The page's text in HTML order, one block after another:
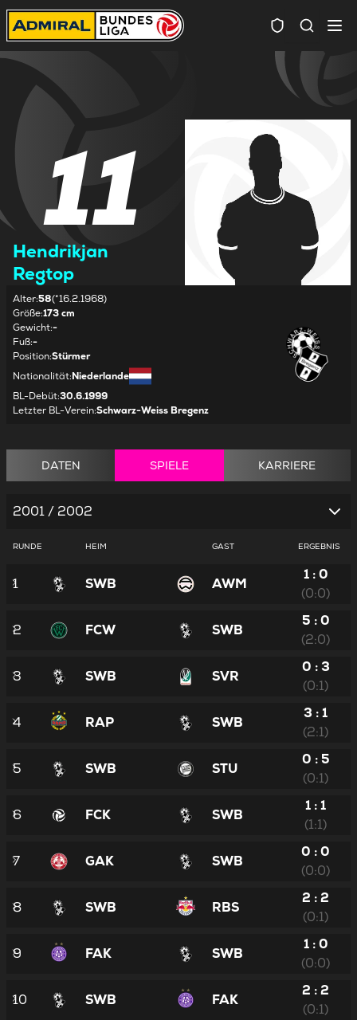
11
Hendrikjan
Regtop
Alter:58(*16.2.1968)
Größe:173 cm
Gewicht:-
Fuß:-
Position:Stürmer
Nationalität:Niederlande
BL-Debüt:30.6.1999
Letzter BL-Verein:Schwarz-Weiss Bregenz
DATEN SPIELE KARRIERE
2001 / 2002
RUNDE HEIM GAST ERGEBNIS
1 SWB AWM
1 : 0
(0:0)
2 FCW SWB
5 : 0
(2:0)
3 SWB SVR
0 : 3
(0:1)
4 RAP SWB
3 : 1
(2:1)
5 SWB STU
0 : 5
(0:1)
6 FCK SWB
1 : 1
(1:1)
7 GAK SWB
0 : 0
(0:0)
8 SWB RBS
2 : 2
(0:1)
9 FAK SWB
1 : 0
(0:0)
10 SWB FAK
2 : 2
(0:1)